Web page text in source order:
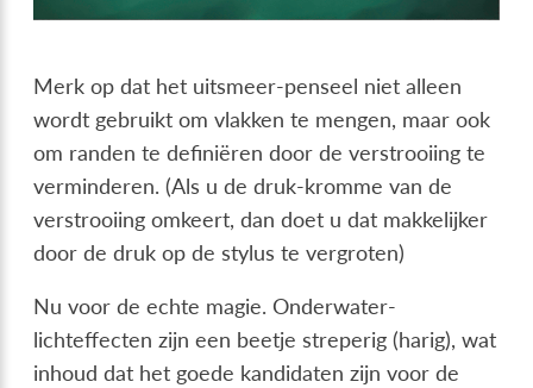
Merk op dat het uitsmeer-penseel niet alleen
wordt gebruikt om vlakken te mengen, maar ook
om randen te definiëren door de verstrooiing te
verminderen. (Als u de druk-kromme van de
verstrooiing omkeert, dan doet u dat makkelijker
door de druk op de stylus te vergroten)
Nu voor de echte magie. Onderwater-
lichteffecten zijn een beetje streperig (harig), wat
inhoud dat het goede kandidaten zijn voor de